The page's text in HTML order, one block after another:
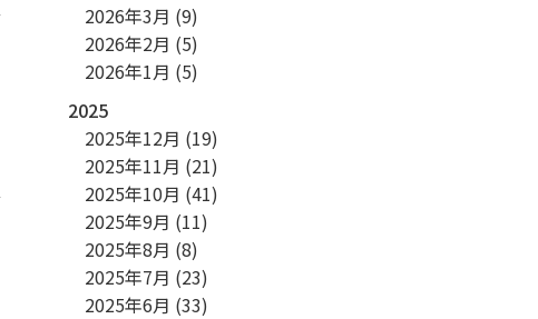
2026年3月 (9)
2026年2月 (5)
2026年1月 (5)
2025
2025年12月 (19)
2025年11月 (21)
2025年10月 (41)
2025年9月 (11)
2025年8月 (8)
2025年7月 (23)
2025年6月 (33)